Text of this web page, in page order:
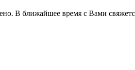
В ближайшее время с Вами